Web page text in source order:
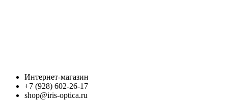
Интернет-магазин
+7 (928) 602-26-17
shop@iris-optica.ru